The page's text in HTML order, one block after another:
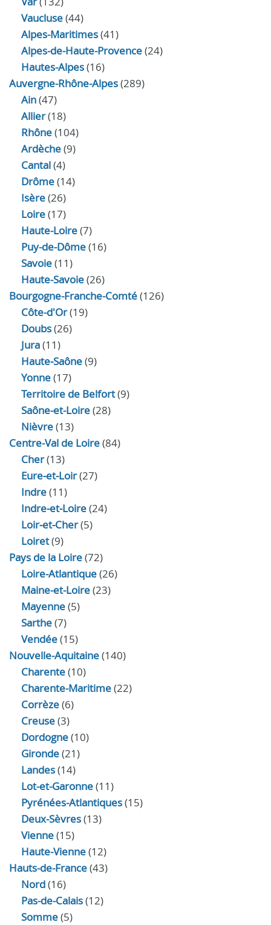
Vaucluse(44)
Alpes-Maritimes(41)
Alpes-de-Haute-Provence(24)
Hautes-Alpes(16)
Auvergne-Rhône-Alpes(289)
Ain(47)
Allier(18)
Rhône(104)
Ardèche(9)
Cantal(4)
Drôme(14)
Isère(26)
Loire(17)
Haute-Loire(7)
Puy-de-Dôme(16)
Savoie(11)
Haute-Savoie(26)
Bourgogne-Franche-Comté(126)
Côte-d'Or(19)
Doubs(26)
Jura(11)
Haute‑Saône(9)
Yonne(17)
Territoire de Belfort(9)
Saône-et-Loire(28)
Nièvre(13)
Centre-Val de Loire(84)
Cher(13)
Eure‑et‑Loir(27)
Indre(11)
Indre‑et‑Loire(24)
Loir‑et‑Cher(5)
Loiret(9)
Pays de la Loire(72)
Loire-Atlantique(26)
Maine-et-Loire(23)
Mayenne(5)
Sarthe(7)
Vendée(15)
Nouvelle-Aquitaine(140)
Charente(10)
Charente-Maritime(22)
Corrèze(6)
Creuse(3)
Dordogne(10)
Gironde(21)
Landes(14)
Lot-et-Garonne(11)
Pyrénées-Atlantiques(15)
Deux-Sèvres(13)
Vienne(15)
Haute-Vienne(12)
Hauts-de-France(43)
Nord(16)
Pas-de-Calais(12)
Somme(5)